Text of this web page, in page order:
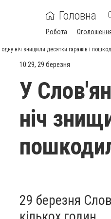
Головна
Робота
ніч знищили десятки гаражів і
10:29, 29 березня
У
ніч
29 березня